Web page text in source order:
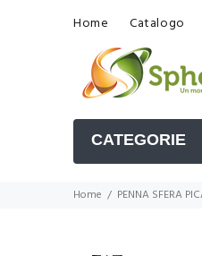
Home Catalogo
CATEGORIE
Home PENNA SFERA